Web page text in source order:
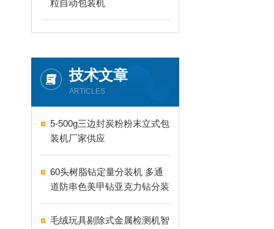
粒自动包装机
技术文章
ARTICLES
5-500g三边封炭粉粉末立式包
装机厂家供应
60头树脂钻定量分装机 多通
道防串色美甲钻亚克力钻分装
机
毛绒玩具剔除式金属检测机智